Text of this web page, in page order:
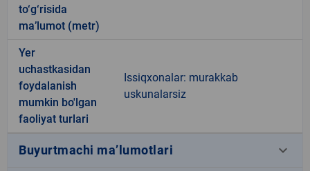
to‘g‘risida
ma’lumot (metr)
Yer
uchastkasidan
foydalanish
mumkin bo'lgan
faoliyat turlari
Issiqxonalar: murakkab
uskunalarsiz
Buyurtmachi ma’lumotlari keyboard_arrow_down